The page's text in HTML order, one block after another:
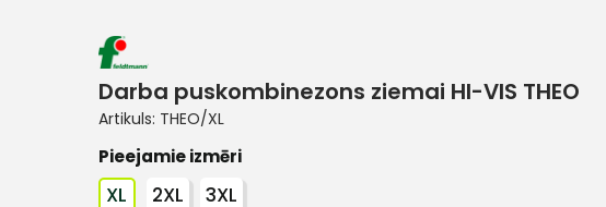
Darba puskombinezons ziemai HI-VIS THEO
Artikuls: THEO/XL
Pieejamie izmēri
XL 2XL 3XL